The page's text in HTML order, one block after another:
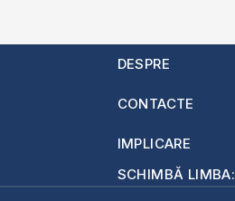
DESPRE
CONTACTE
IMPLICARE
SCHIMBĂ LIMBA: